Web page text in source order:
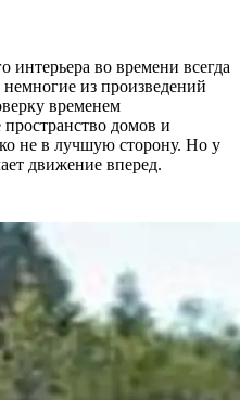
интерьера во времени всегда
из произведений
временем
домов и
не в лучшую сторону. Но у
движение вперед.